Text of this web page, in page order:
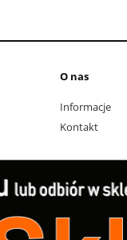
O nas
Informacje
Kontakt